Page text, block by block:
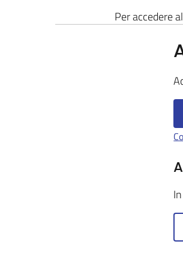
Per accedere